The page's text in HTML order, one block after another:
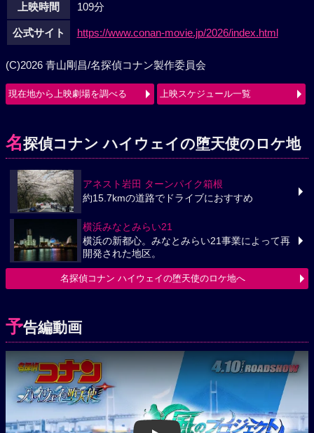
上映時間 109分
公式サイト https://www.conan-movie.jp/2026/index.html
(C)2026 青山剛昌/名探偵コナン製作委員会
現在地から上映劇場を調べる 上映スケジュール一覧
名探偵コナン ハイウェイの堕天使のロケ地
アネスト岩田 ターンパイク箱根
約15.7kmの道路でドライブにおすすめ
横浜みなとみらい21
横浜の新都心。みなとみらい21事業によって再
開発された地区。
名探偵コナン ハイウェイの堕天使のロケ地へ
予告編動画